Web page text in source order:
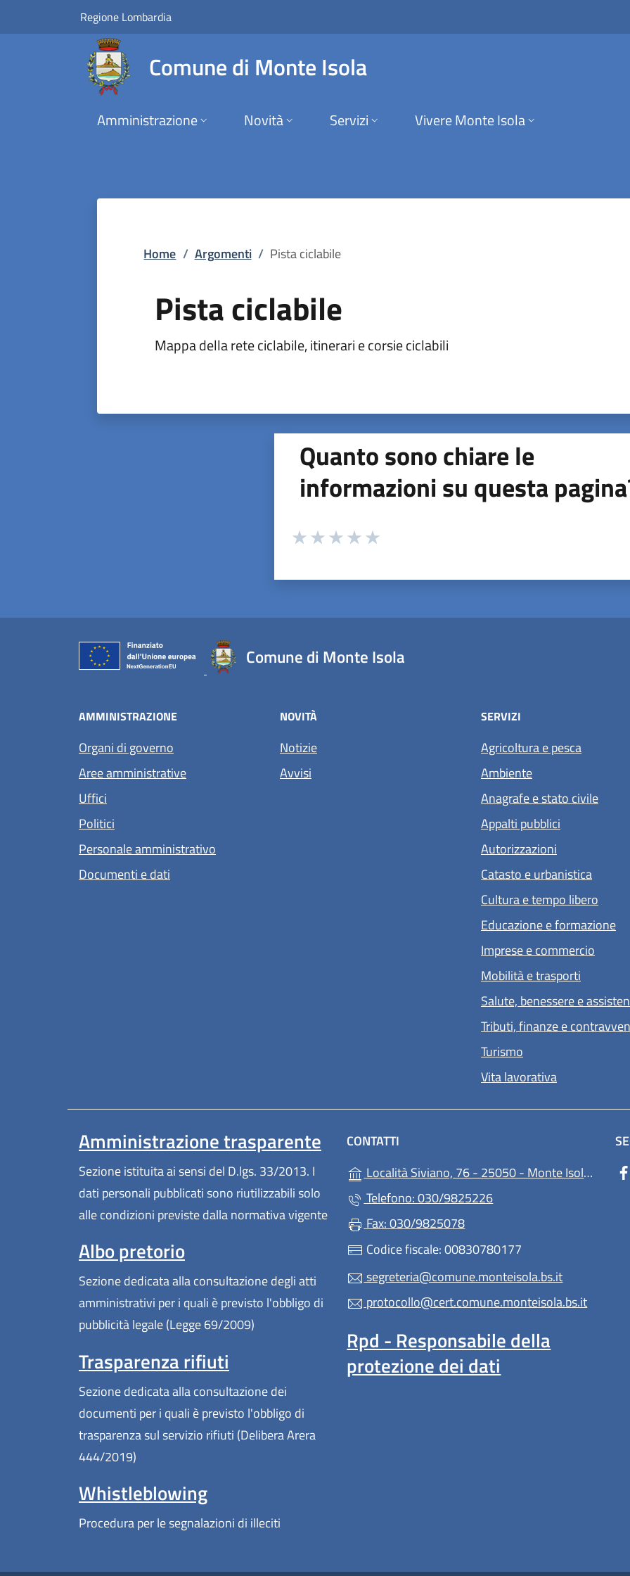
Vai al contenuto principale
Pista ciclabile | Comune di Monte Isola
Regione Lombardia
Comune di Monte Isola
Amministrazione Novità Servizi Vivere Monte Isola
Home / Argomenti / Pista ciclabile
Pista ciclabile
Mappa della rete ciclabile, itinerari e corsie ciclabili
Quanto sono chiare le
informazioni su questa
Valuta da 1 a 5 stelle la pagina
Comune di Monte Isola
AMMINISTRAZIONE
Organi di governo
Aree amministrative
Uffici
Politici
Personale amministrativo
Documenti e dati
NOVITÀ
Notizie
Avvisi
SERVIZI
Agricoltura e pesca
Ambiente
Anagrafe e stato civile
Appalti pubblici
Autorizzazioni
Catasto e urbanistica
Cultura e tempo libero
Educazione e formazione
Imprese e commercio
Mobilità e trasporti
Salute, benessere e
Tributi, finanze e
Turismo
Vita lavorativa
Amministrazione trasparente
Sezione istituita ai sensi del D.lgs. 33/2013. I
dati personali pubblicati sono riutilizzabili solo
alle condizioni previste dalla normativa vigente
Albo pretorio
Sezione dedicata alla consultazione degli atti
amministrativi per i quali è previsto l'obbligo di
pubblicità legale (Legge 69/2009)
Trasparenza rifiuti
Sezione dedicata alla consultazione dei
documenti per i quali è previsto l'obbligo di
trasparenza sul servizio rifiuti (Delibera Arera
444/2019)
Whistleblowing
Procedura per le segnalazioni di illeciti
CONTATTI
Località Siviano, 76 - 25050 - Monte Isola - (BS)
Telefono: 030/9825226
Fax: 030/9825078
Codice fiscale: 00830780177
segreteria@comune.monteisola.bs.it
protocollo@cert.comune.monteisola.bs.it
Rpd - Responsabile della
protezione dei dati